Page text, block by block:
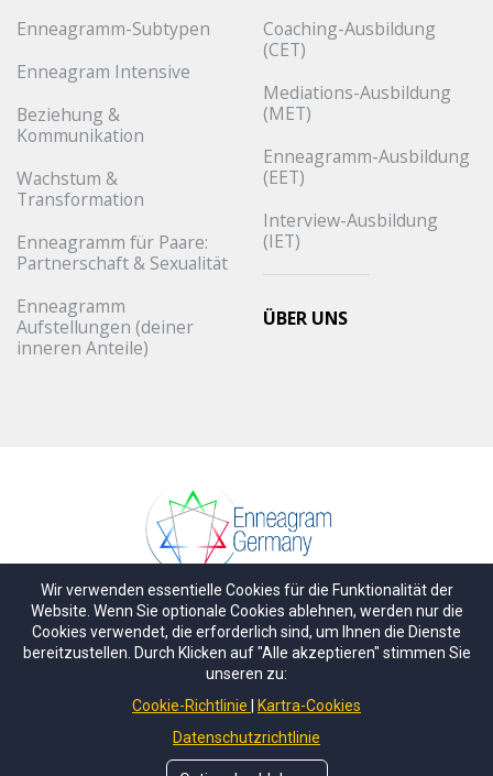
Enneagramm-Subtypen
Enneagram Intensive
Beziehung &
Kommunikation
Wachstum &
Transformation
Enneagramm für Paare:
Partnerschaft & Sexualität
Enneagramm
Aufstellungen (deiner
inneren Anteile)
Coaching-Ausbildung
(CET)
Mediations-Ausbildung
(MET)
Enneagramm-Ausbildung
(EET)
Interview-Ausbildung
(IET)
ÜBER UNS
© CopyrightEnneagram Germany GbR.Alle Rechte
vorbehalten.
Isestraße 55 • 20149 Hamburg (DE)
FOLGE UNS HIER
Wir verwenden essentielle Cookies für die Funktionalität der
Website. Wenn Sie optionale Cookies ablehnen, werden nur die
Cookies verwendet, die erforderlich sind, um Ihnen die Dienste
bereitzustellen. Durch Klicken auf "Alle akzeptieren" stimmen Sie
unseren zu:
Cookie-Richtlinie
Kartra-Cookies
Datenschutzrichtlinie